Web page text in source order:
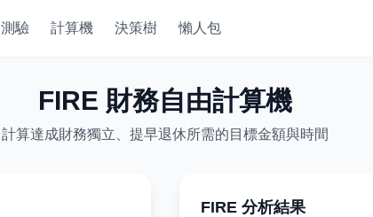
測驗 計算機 決策樹 懶人包
FIRE 財務自由計算機
計算達成財務獨立、提早退休所需的目標金額與時間
FIRE 分析結果